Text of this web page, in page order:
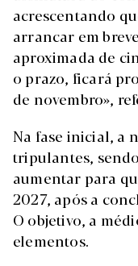
acrescentando
arrancar em
aproximada de
o prazo, ficará
de novembro»,
Na fase inicial, a
tripulantes,
aumentar para
2027, após a
O objetivo, a
elementos.